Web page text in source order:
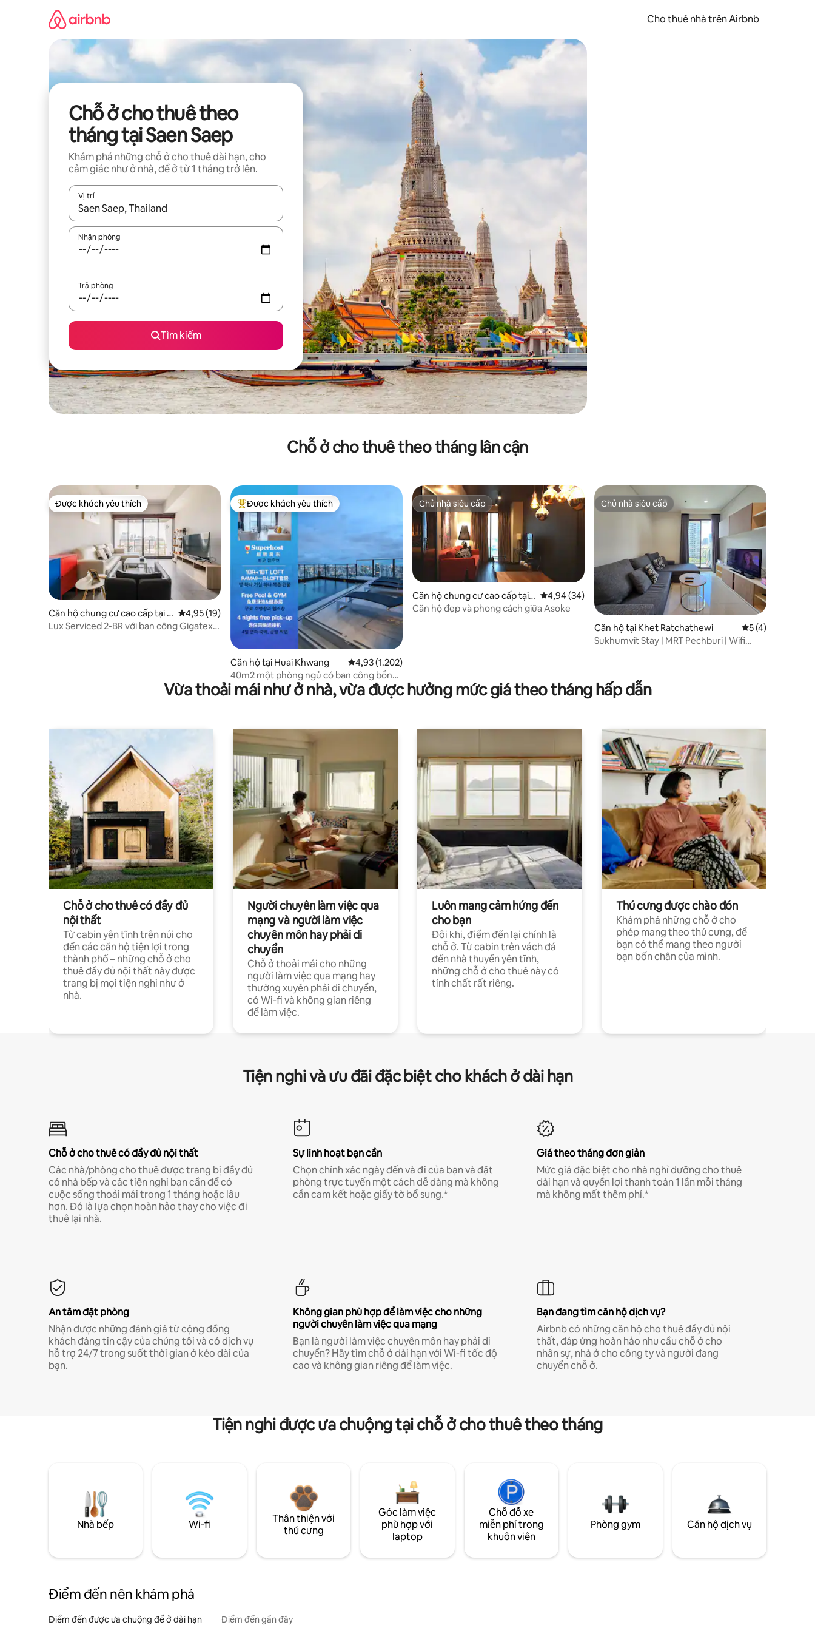
Cho thuê nhà trên Airbnb
Chỗ ở cho thuê theo
tháng tại Saen Saep
Khám phá những chỗ ở cho thuê dài hạn, cho
cảm giác như ở nhà, để ở từ 1 tháng trở lên.
Vị trí
Khi có kết quả, hãy điều hướng bằng phím mũi tên lên và xuống hoặc khám phá bằng các thao tác chạm hoặc vuốt.
Nhận phòng
Trả phòng
Tìm kiếm
Chỗ ở cho thuê theo tháng lân cận
Được khách yêu thích
Được khách yêu thích
Căn hộ chung cư cao cấp tại K
het Watthana
Xếp hạng trung bình 4,95/5, 19 đánh giá
4,95 (19)
Lux Serviced 2-BR với ban công Gigatex
Được khách yêu thích nhất
Được khách yêu thích
Căn hộ tại Huai Khwang Xếp hạng trung bình 4,93/5, 1.202 đánh giá
4,93 (1.202)
40m2 một phòng ngủ có ban công bồn
tắm LOFT-D4/ở 3 người/bể bơi trên sân
thượng/gần RCA/gần chợ đêm tàu
Chủ nhà siêu cấp
Chủ nhà siêu cấp
Căn hộ chung cư cao cấp tại
Krung Thep Maha Nakhon
Xếp hạng trung bình 4,94/5, 34 đánh giá
4,94 (34)
Căn hộ đẹp và phong cách giữa Asoke
Chủ nhà siêu cấp
Chủ nhà siêu cấp
Căn hộ tại Khet Ratchathewi Xếp hạng trung
5 (4)
Sukhumvit Stay | MRT Pechburi | Wifi
Vừa thoải mái như ở nhà, vừa được hưởng mức giá theo tháng hấp dẫn
Chỗ ở cho thuê có đầy đủ
nội thất
Từ cabin yên tĩnh trên núi cho
đến các căn hộ tiện lợi trong
thành phố – những chỗ ở cho
thuê đầy đủ nội thất này được
trang bị mọi tiện nghi như ở
nhà.
Người chuyên làm việc qua
mạng và người làm việc
chuyên môn hay phải di
chuyển
Chỗ ở thoải mái cho những
người làm việc qua mạng hay
thường xuyên phải di chuyển,
có Wi-fi và không gian riêng
để làm việc.
Luôn mang cảm hứng đến
cho bạn
Đôi khi, điểm đến lại chính là
chỗ ở. Từ cabin trên vách đá
đến nhà thuyền yên tĩnh,
những chỗ ở cho thuê này có
tính chất rất riêng.
Thú cưng được chào đón
Khám phá những chỗ ở cho
phép mang theo thú cưng, để
bạn có thể mang theo người
bạn bốn chân của mình.
Tiện nghi và ưu đãi đặc biệt cho khách ở dài hạn
Chỗ ở cho thuê có đầy đủ nội thất
Các nhà/phòng cho thuê được trang bị đầy đủ
có nhà bếp và các tiện nghi bạn cần để có
cuộc sống thoải mái trong 1 tháng hoặc lâu
hơn. Đó là lựa chọn hoàn hảo thay cho việc đi
thuê lại nhà.
Sự linh hoạt bạn cần
Chọn chính xác ngày đến và đi của bạn và đặt
phòng trực tuyến một cách dễ dàng mà không
cần cam kết hoặc giấy tờ bổ sung.*
Giá theo tháng đơn giản
Mức giá đặc biệt cho nhà nghỉ dưỡng cho thuê
dài hạn và quyền lợi thanh toán 1 lần mỗi tháng
mà không mất thêm phí.*
An tâm đặt phòng
Nhận được những đánh giá từ cộng đồng
khách đáng tin cậy của chúng tôi và có dịch vụ
hỗ trợ 24/7 trong suốt thời gian ở kéo dài của
bạn.
Không gian phù hợp để làm việc cho những
người chuyên làm việc qua mạng
Bạn là người làm việc chuyên môn hay phải di
chuyển? Hãy tìm chỗ ở dài hạn với Wi-fi tốc độ
cao và không gian riêng để làm việc.
Bạn đang tìm căn hộ dịch vụ?
Airbnb có những căn hộ cho thuê đầy đủ nội
thất, đáp ứng hoàn hảo nhu cầu chỗ ở cho
nhân sự, nhà ở cho công ty và người đang
chuyển chỗ ở.
Tiện nghi được ưa chuộng tại chỗ ở cho thuê theo tháng
Nhà bếp Wi-fi
Thân thiện với
thú cưng
Góc làm việc
phù hợp với
laptop
Chỗ đỗ xe
miễn phí trong
khuôn viên
Phòng gym Căn hộ dịch vụ
Điểm đến nên khám phá
Điểm đến được ưa chuộng để ở dài hạn Điểm đến gần đây